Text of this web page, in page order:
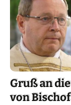
Gruß an
von